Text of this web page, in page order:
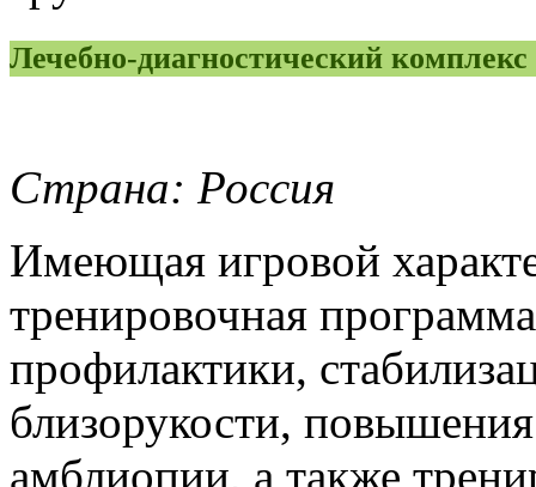
Лечебно-диагностический
Страна: Россия
Имеющая игровой
тренировочная
профилактики,
близорукости,
амблиопии, а также